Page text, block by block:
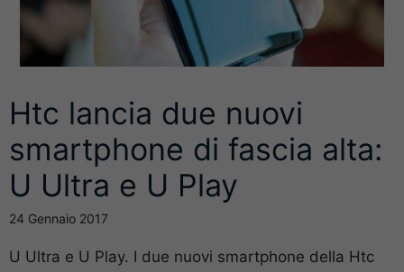
Htc lancia due nuovi
smartphone di fascia alta:
U Ultra e U Play
24 Gennaio 2017
U Ultra e U Play. I due nuovi smartphone della Htc